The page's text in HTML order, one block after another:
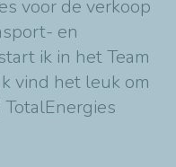
voor de verkoop
en
ik in het Team
vind het leuk om